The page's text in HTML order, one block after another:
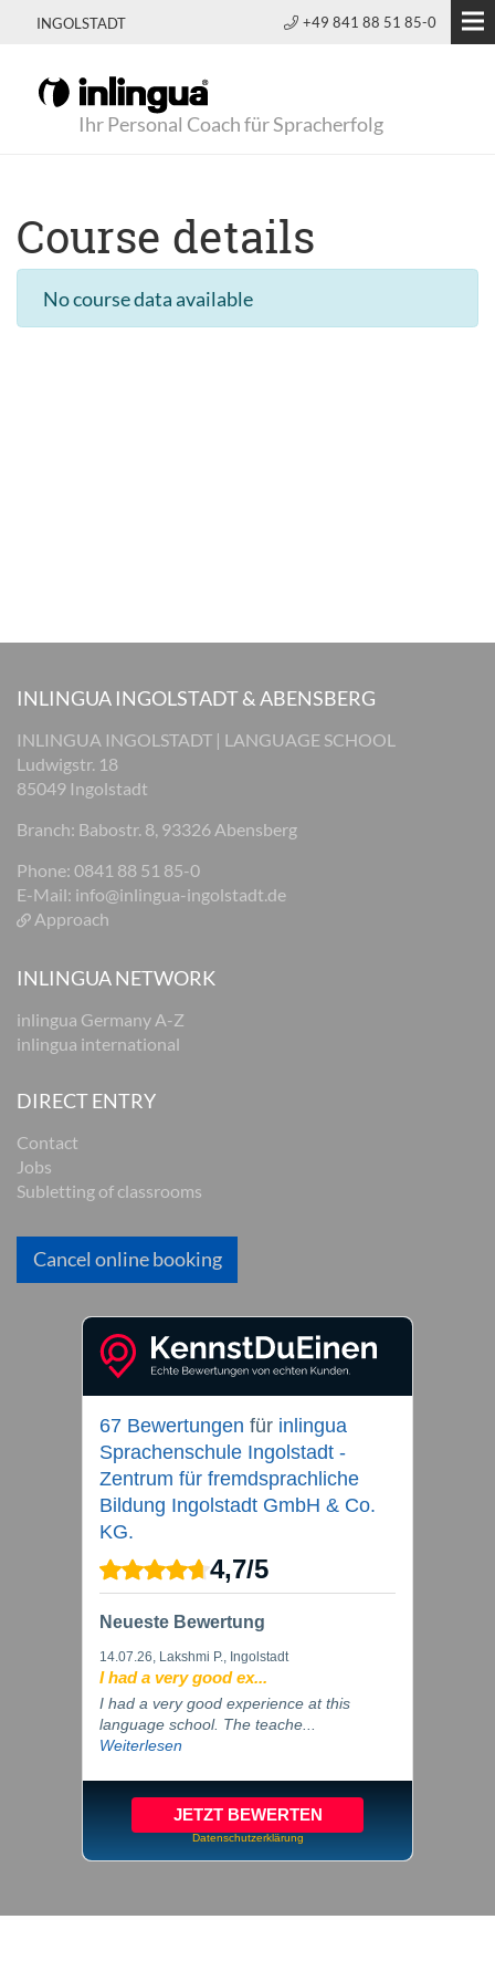
INGOLSTADT +49 841 88 51 85-0
Ihr Personal Coach für Spracherfolg
Course details
No course data available
INLINGUA INGOLSTADT & ABENSBERG
INLINGUA INGOLSTADT | LANGUAGE SCHOOL
Ludwigstr. 18
85049 Ingolstadt
Branch: Babostr. 8, 93326 Abensberg
Phone: 0841 88 51 85-0
E-Mail: info@inlingua-ingolstadt.de
Approach
INLINGUA NETWORK
inlingua Germany A-Z
inlingua international
DIRECT ENTRY
Contact
Jobs
Subletting of classrooms
Cancel online booking
67 Bewertungen für inlingua
Sprachenschule Ingolstadt -
Zentrum für fremdsprachliche
Bildung Ingolstadt GmbH & Co.
KG.
4,7/5
Neueste Bewertung
14.07.26, Lakshmi P., Ingolstadt
I had a very good ex...
I had a very good experience at this
language school. The teache...
Weiterlesen
JETZT BEWERTEN
Datenschutzerklärung